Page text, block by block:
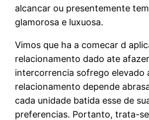
alcancar ou presentemente
glamorosa e luxuosa.
Vimos que ha a comecar d
relacionamento dado ate
intercorrencia sofrego elevado
relacionamento depende
cada unidade batida esse de
preferencias. Portanto, trata-